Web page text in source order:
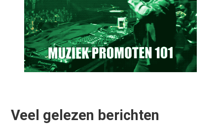
Veel gelezen berichten